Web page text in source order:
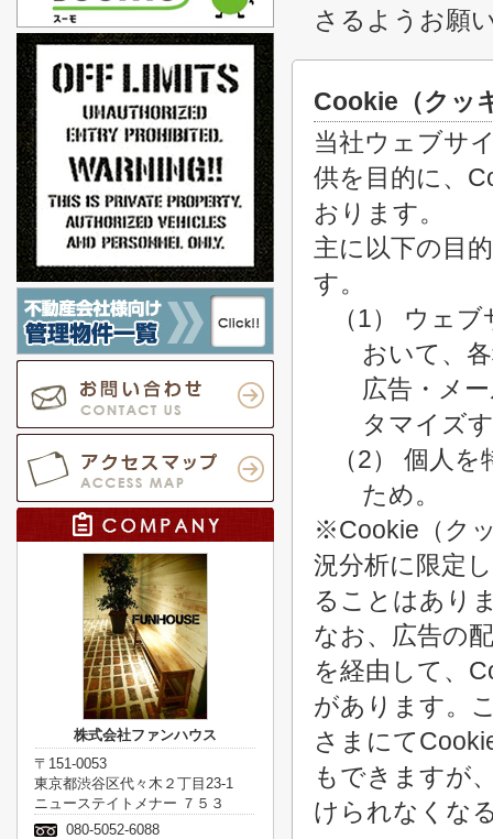
さるようお願
Cookie（クッ
当社ウェブサ
供を目的に、
おります。
主に以下の目
す。
（1） ウェ
おいて、
広告・メ
タマイズ
（2） 個人
ため。
※Cookie（ク
況分析に限定
ることはあり
なお、広告の
を経由して、
があります。
さまにて
もできますが
けられなくな
株式会社ファンハウス
〒151-0053
東京都渋谷区代々木２丁目23-1
ニューステイトメナー ７５３
080-5052-6088